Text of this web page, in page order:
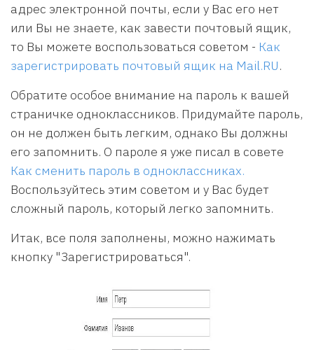
адрес электронной почты, если у Вас его нет
или Вы не знаете, как завести почтовый ящик,
то Вы можете воспользоваться советом - Как
зарегистрировать почтовый ящик на Mail.RU.
Обратите особое внимание на пароль к вашей
страничке одноклассников. Придумайте пароль,
он не должен быть легким, однако Вы должны
его запомнить. О пароле я уже писал в совете
Как сменить пароль в одноклассниках.
Воспользуйтесь этим советом и у Вас будет
сложный пароль, который легко запомнить.
Итак, все поля заполнены, можно нажимать
кнопку "Зарегистрироваться".